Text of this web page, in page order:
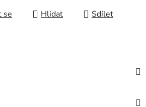
se Hlídat Sdílet